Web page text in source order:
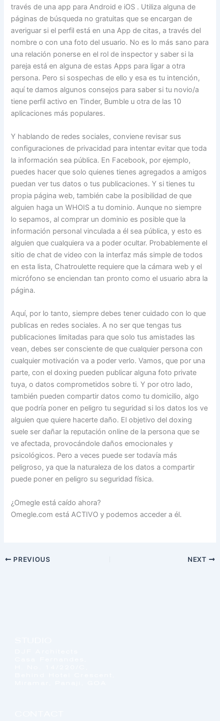
través de una app para Android e iOS . Utiliza alguna de
páginas de búsqueda no gratuitas que se encargan de
averiguar si el perfil está en una App de citas, a través del
nombre o con una foto del usuario. No es lo más sano para
una relación ponerse en el rol de inspector y saber si la
pareja está en alguna de estas Apps para ligar a otra
persona. Pero si sospechas de ello y esa es tu intención,
aquí te damos algunos consejos para saber si tu novio/a
tiene perfil activo en Tinder, Bumble u otra de las 10
aplicaciones más populares.
Y hablando de redes sociales, conviene revisar sus
configuraciones de privacidad para intentar evitar que toda
la información sea pública. En Facebook, por ejemplo,
puedes hacer que solo quienes tienes agregados a amigos
puedan ver tus datos o tus publicaciones. Y si tienes tu
propia página web, también cabe la posibilidad de que
alguien haga un WHOIS a tu dominio. Aunque no siempre
lo sepamos, al comprar un dominio es posible que la
información personal vinculada a él sea pública, y esto es
alguien que cualquiera va a poder ocultar. Probablemente el
sitio de chat de video con la interfaz más simple de todos
en esta lista, Chatroulette requiere que la cámara web y el
micrófono se enciendan tan pronto como el usuario abra la
página.
Aquí, por lo tanto, siempre debes tener cuidado con lo que
publicas en redes sociales. A no ser que tengas tus
publicaciones limitadas para que solo tus amistades las
vean, debes ser consciente de que cualquier persona con
cualquier motivación va a poder verlo. Vamos, que por una
parte, con el doxing pueden publicar alguna foto private
tuya, o datos comprometidos sobre ti. Y por otro lado,
también pueden compartir datos como tu domicilio, algo
que podría poner en peligro tu seguridad si los datos los ve
alguien que quiere hacerte daño. El objetivo del doxing
suele ser dañar la reputación online de la persona que se
ve afectada, provocándole daños emocionales y
psicológicos. Pero a veces puede ser todavía más
peligroso, ya que la naturaleza de los datos a compartir
puede poner en peligro su seguridad física.
¿Omegle está caído ahora?
Omegle.com está ACTIVO y podemos acceder a él.
PREVIOUS NEXT